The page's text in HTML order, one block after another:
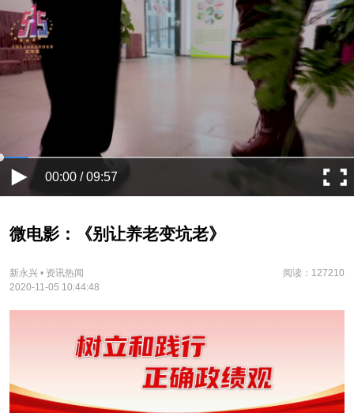
00:00 / 09:57
微电影：《别让养老变坑老》
新永兴 • 资讯热闻
阅读：127210
2020-11-05 10:44:48